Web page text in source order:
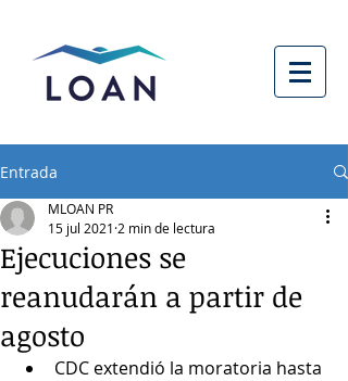
Entrada
Ejecuciones se
reanudarán a partir de
agosto
MLOAN PR
15 jul 2021 2 min de lectura
CDC extendió la moratoria hasta